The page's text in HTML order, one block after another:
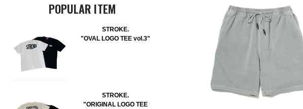
POPULAR ITEM
STROKE.
"OVAL LOGO TEE vol.3"
STROKE.
"ORIGINAL LOGO TEE